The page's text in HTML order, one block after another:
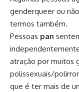
genderqueer ou
termos também.
Pessoas pan
atração por muitos
polissexuais/
que é ter mais de